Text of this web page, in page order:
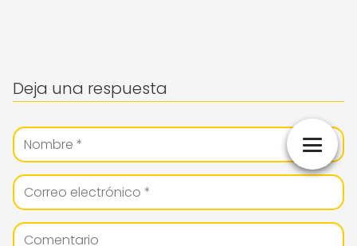
Deja una respuesta